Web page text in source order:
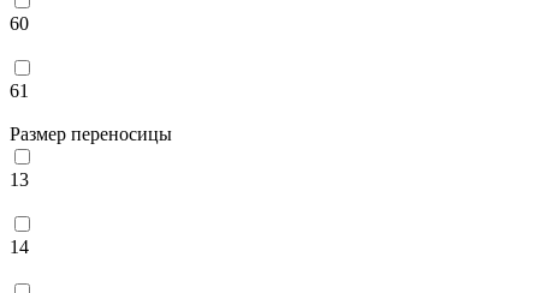
60
61
Размер переносицы
13
14